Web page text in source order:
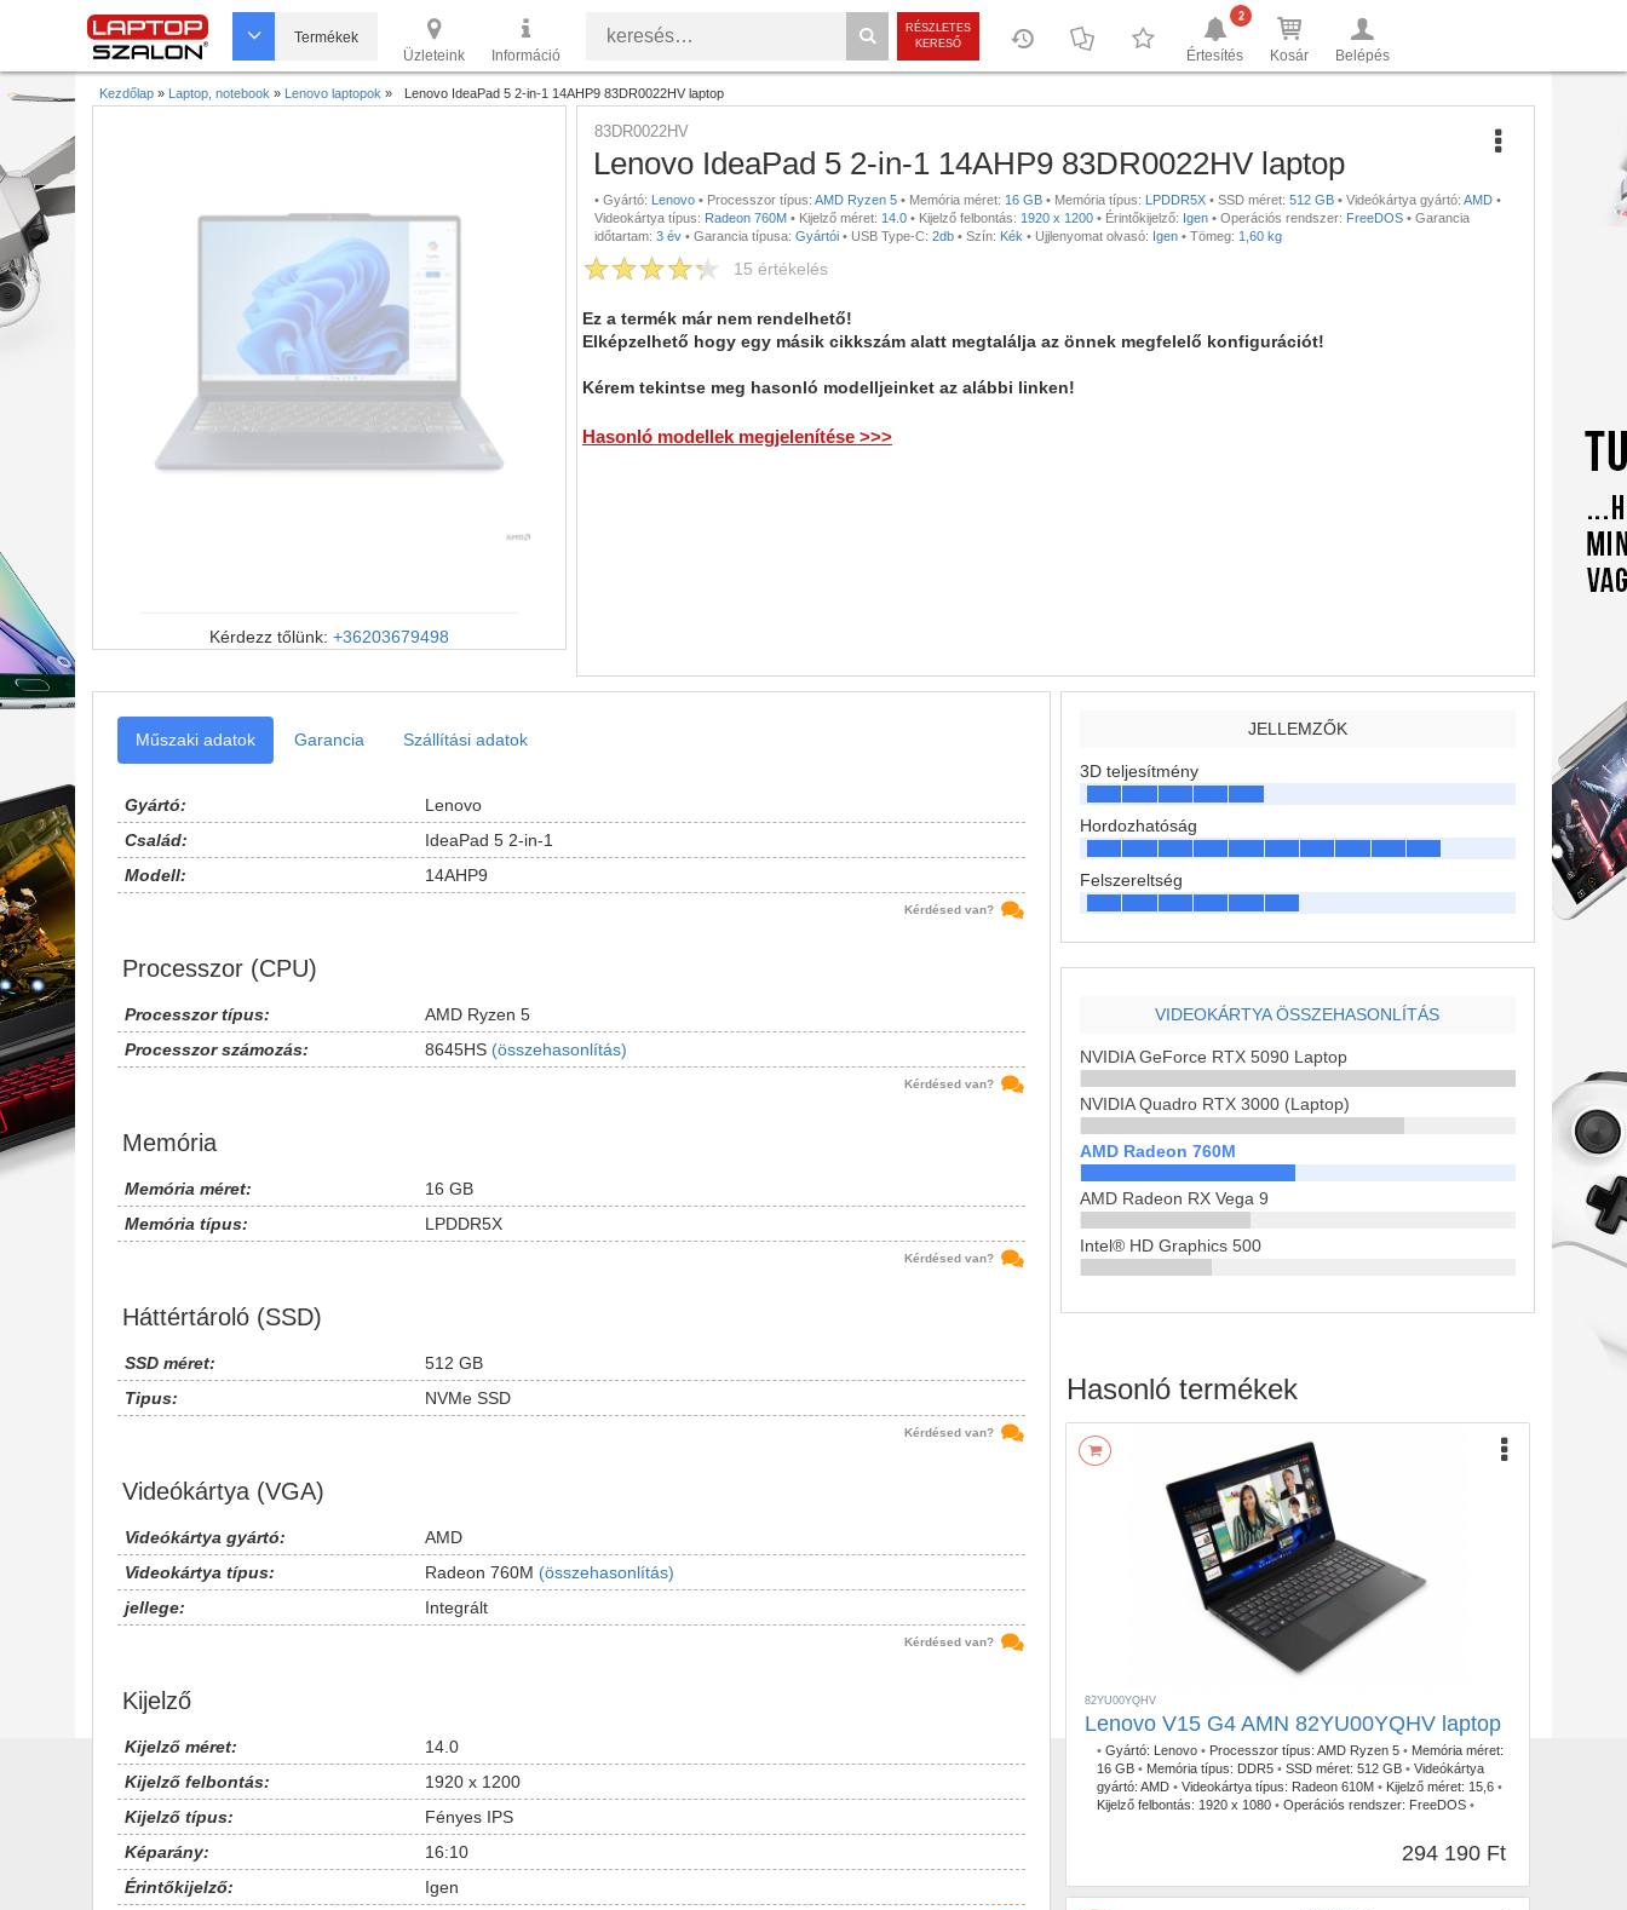
Termékek
Üzleteink
Információ
RÉSZLETES
KERESŐ
Értesítés
2
Kosár Belépés
Kezdőlap » Laptop, notebook » Lenovo laptopok » Lenovo IdeaPad 5 2-in-1 14AHP9 83DR0022HV laptop
Kérdezz tőlünk: +36203679498
83DR0022HV
Lenovo IdeaPad 5 2-in-1 14AHP9 83DR0022HV laptop
• Gyártó: Lenovo • Processzor típus: AMD Ryzen 5 • Memória méret: 16 GB • Memória típus: LPDDR5X • SSD méret: 512 GB • Videókártya gyártó: AMD •
Videokártya típus: Radeon 760M • Kijelző méret: 14.0 • Kijelző felbontás: 1920 x 1200 • Érintőkijelző: Igen • Operációs rendszer: FreeDOS • Garancia
időtartam: 3 év • Garancia típusa: Gyártói • USB Type-C: 2db • Szín: Kék • Ujjlenyomat olvasó: Igen • Tömeg: 1,60 kg
15 értékelés
Ez a termék már nem rendelhető!
Elképzelhető hogy egy másik cikkszám alatt megtalálja az önnek megfelelő konfigurációt!
Kérem tekintse meg hasonló modelljeinket az alábbi linken!
Hasonló modellek megjelenítése >>>
Műszaki adatok Garancia Szállítási adatok
Gyártó:
Lenovo
Család:
IdeaPad 5 2-in-1
Modell:
14AHP9
Kérdésed van?
Processzor (CPU)
Processzor típus:
AMD Ryzen 5
Processzor számozás:
8645HS (összehasonlítás)
Kérdésed van?
Memória
Memória méret:
16 GB
Memória típus:
LPDDR5X
Kérdésed van?
Háttértároló (SSD)
SSD méret:
512 GB
Tipus:
NVMe SSD
Kérdésed van?
Videókártya (VGA)
Videókártya gyártó:
AMD
Videokártya típus:
Radeon 760M (összehasonlítás)
jellege:
Integrált
Kérdésed van?
Kijelző
Kijelző méret:
14.0
Kijelző felbontás:
1920 x 1200
Kijelző típus:
Fényes IPS
Képarány:
16:10
Érintőkijelző:
Igen
JELLEMZŐK
3D teljesítmény
Hordozhatóság
Felszereltség
VIDEOKÁRTYA ÖSSZEHASONLÍTÁS
NVIDIA GeForce RTX 5090 Laptop
NVIDIA Quadro RTX 3000 (Laptop)
AMD Radeon 760M
AMD Radeon RX Vega 9
Intel® HD Graphics 500
Hasonló termékek
82YU00YQHV
Lenovo V15 G4 AMN 82YU00YQHV laptop
• Gyártó: Lenovo • Processzor típus: AMD Ryzen 5 • Memória méret:
16 GB • Memória típus: DDR5 • SSD méret: 512 GB • Videókártya
gyártó: AMD • Videokártya típus: Radeon 610M • Kijelző méret: 15,6 •
Kijelző felbontás: 1920 x 1080 • Operációs rendszer: FreeDOS •
294 190 Ft